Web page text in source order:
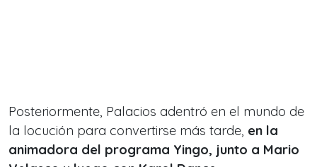
Posteriormente, Palacios adentró en el mundo de
la locución para convertirse más tarde, en la
animadora del programa Yingo, junto a Mario